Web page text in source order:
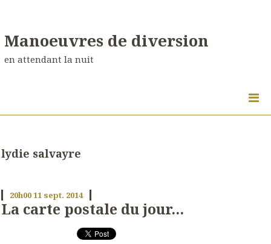
Manoeuvres de diversion
en attendant la nuit
lydie salvayre
20h0011 sept. 2014
La carte postale du jour...